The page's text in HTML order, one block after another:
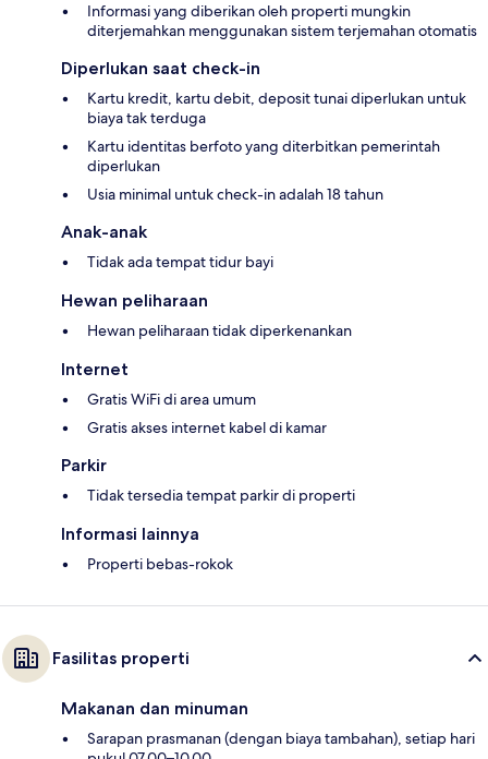
Informasi yang diberikan oleh properti mungkin
diterjemahkan menggunakan sistem terjemahan otomatis
Diperlukan saat check-in
Kartu kredit, kartu debit, deposit tunai diperlukan untuk
biaya tak terduga
Kartu identitas berfoto yang diterbitkan pemerintah
diperlukan
Usia minimal untuk check-in adalah 18 tahun
Anak-anak
Tidak ada tempat tidur bayi
Hewan peliharaan
Hewan peliharaan tidak diperkenankan
Internet
Gratis WiFi di area umum
Gratis akses internet kabel di kamar
Parkir
Tidak tersedia tempat parkir di properti
Informasi lainnya
Properti bebas-rokok
Fasilitas properti
Makanan dan minuman
Sarapan prasmanan (dengan biaya tambahan), setiap hari